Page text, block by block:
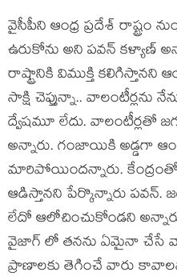
వైసీపీని ఆంధ్ర ప్రదేశ్ రాష్ట్రం
ఉరుకోను అని పవన్ కళ్యాణ్
రాష్ట్రానికి విముక్తి కలిగిస్తానని
సాక్షి చెప్తున్నా.. వాలంటీర్లను
ద్వేషమూ లేదు. వాలంటీర్లతో
అన్నారు. గంజాయికి అడ్డగా
మారిపోయిందన్నారు. కేంద్రంతో
ఆడిస్తానని పేర్కొన్నారు
లేదో ఆలోచించుకోండని
వైజాగ్ లో తనను ఏమైనా చేసే
ప్రాణాలకు తెగించే వారు